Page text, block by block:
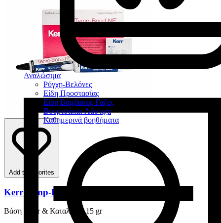
Αναλώσιμα
Ρύγχη-Βελόνες
Είδη Προστασίας
Είδη Βάμβακος-Γάζες
Βουρτσάκια-Λάστιχα
Καθημερινά βοηθήματα
Add to favorites
Kerr Temp-Bond
Βάση 50 gr & Καταλύτης 15 gr